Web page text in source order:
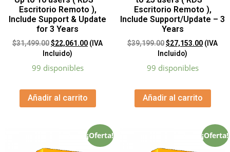
Escritorio Remoto ),
Include Support & Update
for 3 Years
$31,499.00$22,061.00 (IVA
Incluido)
99 disponibles
Añadir al carrito
Escritorio Remoto ),
Include Support/Update – 3
Years
$39,199.00$27,153.00 (IVA
Incluido)
99 disponibles
Añadir al carrito
¡Oferta! ¡Oferta!